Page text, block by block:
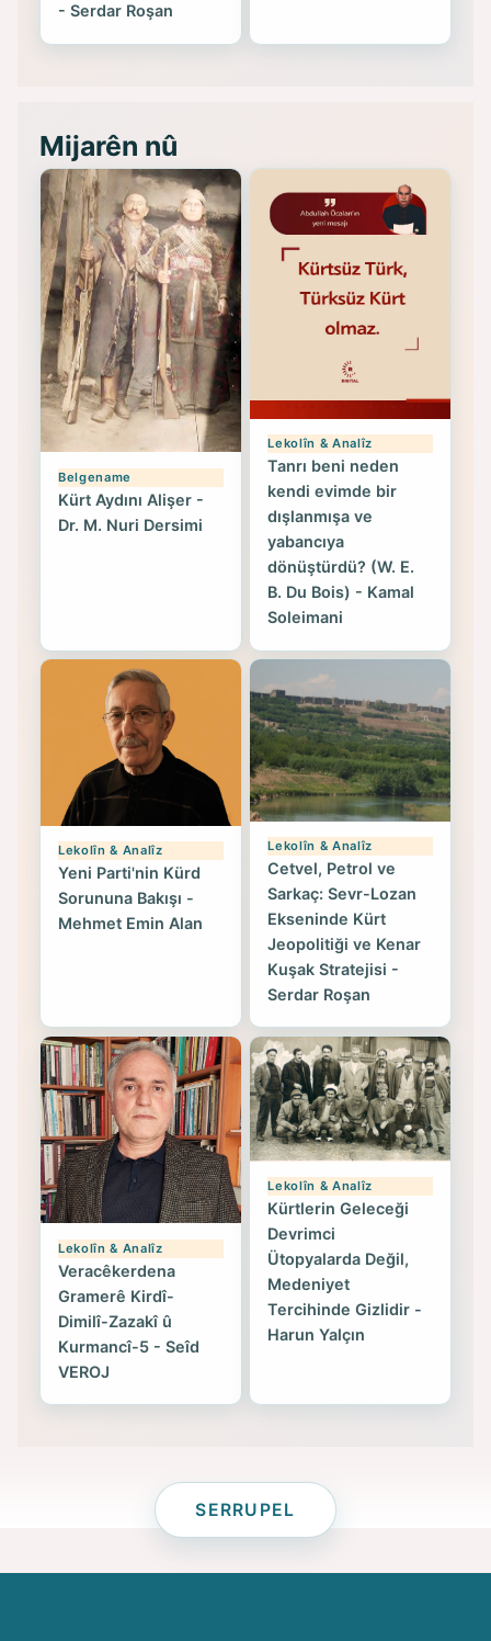
- Serdar Roşan
Mijarên nû
Belgename
Kürt Aydını Alişer -
Dr. M. Nuri Dersimi
Lekolîn & Analîz
Tanrı beni neden
kendi evimde bir
dışlanmışa ve
yabancıya
dönüştürdü? (W. E.
B. Du Bois) - Kamal
Soleimani
Lekolîn & Analîz
Yeni Parti'nin Kürd
Sorununa Bakışı -
Mehmet Emin Alan
Lekolîn & Analîz
Cetvel, Petrol ve
Sarkaç: Sevr-Lozan
Ekseninde Kürt
Jeopolitiği ve Kenar
Kuşak Stratejisi -
Serdar Roşan
Lekolîn & Analîz
Veracêkerdena
Gramerê Kirdî-
Dimilî-Zazakî û
Kurmancî-5 - Seîd
VEROJ
Lekolîn & Analîz
Kürtlerin Geleceği
Devrimci
Ütopyalarda Değil,
Medeniyet
Tercihinde Gizlidir -
Harun Yalçın
SERRUPEL